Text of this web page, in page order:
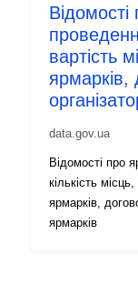
вартість
ярмарків,
data.gov.ua
Відомості про
кількість
ярмарків,
ярмарків